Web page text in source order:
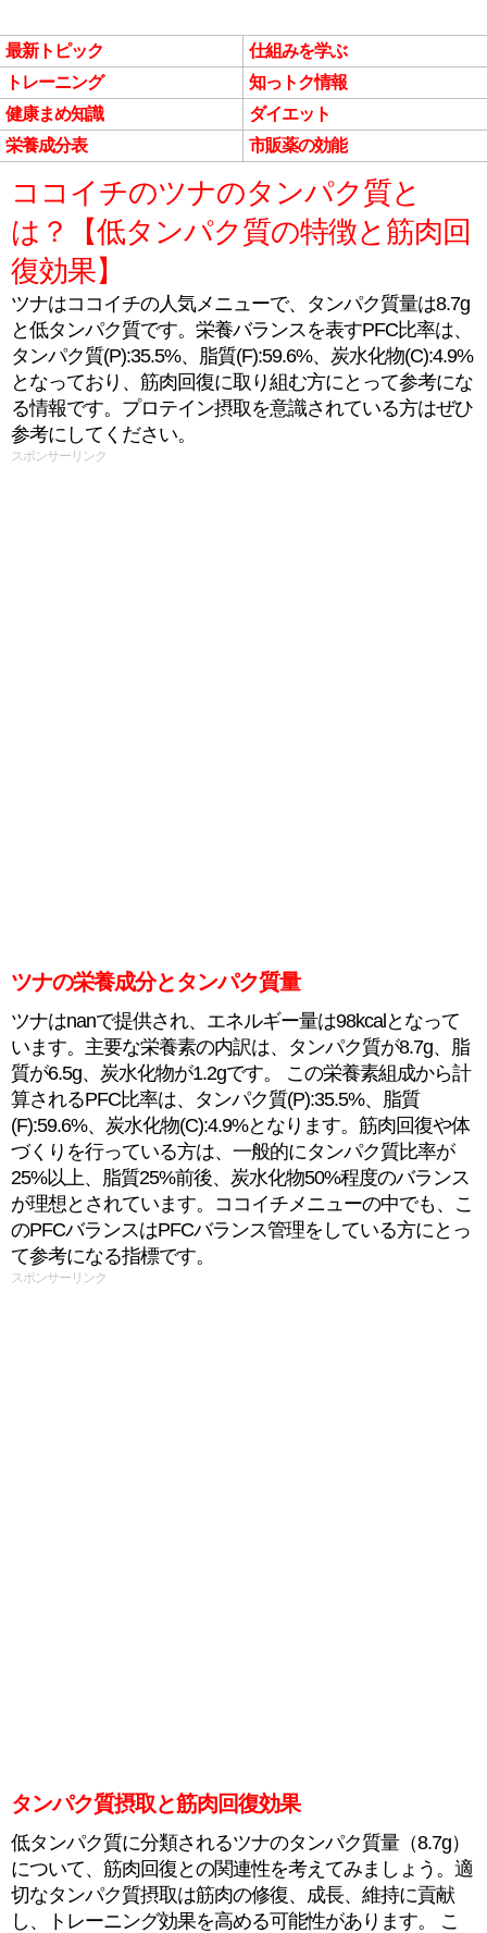
最新トピック
仕組みを学ぶ
トレーニング
知っトク情報
健康まめ知識
ダイエット
栄養成分表
市販薬の効能
ココイチのツナのタンパク質と
は？【低タンパク質の特徴と筋肉回
復効果】
ツナはココイチの人気メニューで、タンパク質量は8.7g
と低タンパク質です。栄養バランスを表すPFC比率は、
タンパク質(P):35.5%、脂質(F):59.6%、炭水化物(C):4.9%
となっており、筋肉回復に取り組む方にとって参考にな
る情報です。プロテイン摂取を意識されている方はぜひ
参考にしてください。
スポンサーリンク
ツナの栄養成分とタンパク質量
ツナはnanで提供され、エネルギー量は98kcalとなって
います。主要な栄養素の内訳は、タンパク質が8.7g、脂
質が6.5g、炭水化物が1.2gです。 この栄養素組成から計
算されるPFC比率は、タンパク質(P):35.5%、脂質
(F):59.6%、炭水化物(C):4.9%となります。筋肉回復や体
づくりを行っている方は、一般的にタンパク質比率が
25%以上、脂質25%前後、炭水化物50%程度のバランス
が理想とされています。ココイチメニューの中でも、こ
のPFCバランスはPFCバランス管理をしている方にとっ
て参考になる指標です。
スポンサーリンク
タンパク質摂取と筋肉回復効果
低タンパク質に分類されるツナのタンパク質量（8.7g）
について、筋肉回復との関連性を考えてみましょう。適
切なタンパク質摂取は筋肉の修復、成長、維持に貢献
し、トレーニング効果を高める可能性があります。 こ